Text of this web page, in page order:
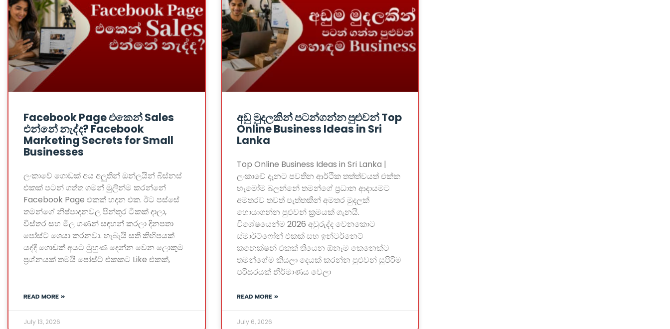
Facebook Page එකෙන් Sales
එන්නේ නැද්ද? Facebook
Marketing Secrets for Small
Businesses
ලංකාවේ ගොඩක් අය අලුතින් ඔන්ලයින් බිස්නස්
එකක් පටන් ගත්ත ගමන් මුලින්ම කරන්නේ
Facebook Page එකක් හදන එක. ඊට පස්සේ
තමන්ගේ නිෂ්පාදනවල පින්තූර ටිකක් දාලා,
විස්තර සහ මිල ගණන් සඳහන් කරලා දිනපතා
පෝස්ට් ශෙයා කරනවා. හැබැයි සති කිහිපයක්
යද්දී ගොඩක් අයට මුහුණ දෙන්න වෙන ලොකුම
ප්‍රශ්නයක් තමයි පෝස්ට් එකකට Like එකක්,
READ MORE »
July 13, 2026
අඩු මුදලකින් පටන්ගන්න පුළුවන් Top
Online Business Ideas in Sri
Lanka
Top Online Business Ideas in Sri Lanka |
ලංකාවේ දැනට පවතින ආර්ථික තත්ත්වයත් එක්ක
හැමෝම බලන්නේ තමන්ගේ ප්‍රධාන ආදායමට
අමතරව තවත් පැත්තකින් අමතර මුදලක්
හොයාගන්න පුළුවන් ක්‍රමයක් ගැනයි.
විශේෂයෙන්ම 2026 අවුරුද්ද වෙනකොට
ස්මාර්ට්ෆෝන් එකක් සහ ඉන්ටර්නෙට්
කනෙක්ෂන් එකක් තියෙන ඕනෑම කෙනෙක්ට
තමන්ගේම කියලා දෙයක් කරන්න පුළුවන් සුපිරිම
පරිසරයක් නිර්මාණය වෙලා
READ MORE »
July 6, 2026